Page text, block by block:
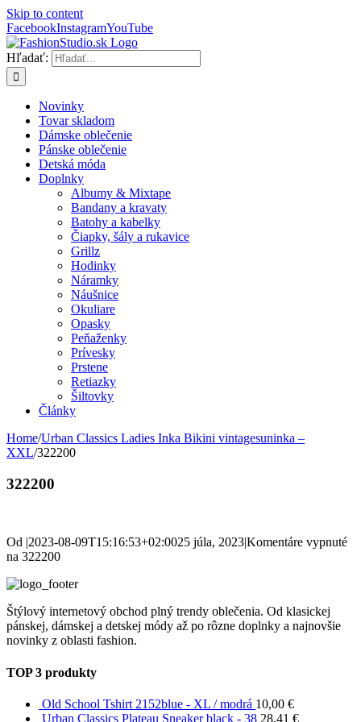
Skip to content
FacebookInstagramYouTube
Hľadať:
Novinky
Tovar skladom
Dámske oblečenie
Pánske oblečenie
Detská móda
Doplnky
Albumy & Mixtape
Bandany a kravaty
Batohy a kabelky
Čiapky, šály a rukavice
Grillz
Hodinky
Náramky
Náušnice
Okuliare
Opasky
Peňaženky
Prívesky
Prstene
Retiazky
Šiltovky
Články
Home/Urban Classics Ladies Inka Bikini vintagesuninka –
XXL/322200
322200
Od |2023-08-09T15:16:53+02:0025 júla, 2023|Komentáre vypnuté
na 322200
Štýlový internetový obchod plný trendy oblečenia. Od klasickej
pánskej, dámskej a detskej módy až po rôzne doplnky a najnovšie
novinky z oblasti fashion.
TOP 3 produkty
Old School Tshirt 2152blue - XL / modrá 10,00 €
Urban Classics Plateau Sneaker black - 38 28,41 €